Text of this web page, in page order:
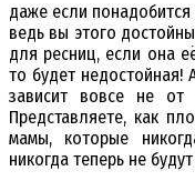
даже если
ведь вы этого
для ресниц, если она
то будет недостойная!
зависит вовсе не
Представляете, как
мамы, которые
никогда теперь не